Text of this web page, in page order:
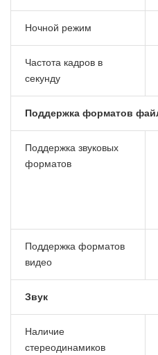
Ночной режим
Частота кадров в
секунду
Поддержка форматов
Поддержка звуковых
форматов
Поддержка форматов
видео
Звук
Наличие
стереодинамиков